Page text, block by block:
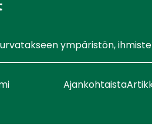
ympäristön,
Ajankohtaista